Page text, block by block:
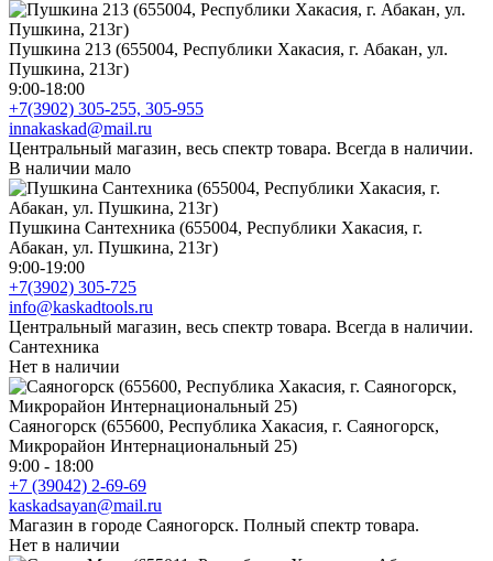
Пушкина 213 (655004, Республики Хакасия, г. Абакан, ул.
Пушкина, 213г)
9:00-18:00
+7(3902) 305-255, 305-955
innakaskad@mail.ru
Центральный магазин, весь спектр товара. Всегда в наличии.
В наличии мало
Пушкина Сантехника (655004, Республики Хакасия, г.
Абакан, ул. Пушкина, 213г)
9:00-19:00
+7(3902) 305-725
info@kaskadtools.ru
Центральный магазин, весь спектр товара. Всегда в наличии.
Сантехника
Нет в наличии
Саяногорск (655600, Республика Хакасия, г. Саяногорск,
Микрорайон Интернациональный 25)
9:00 - 18:00
+7 (39042) 2-69-69
kaskadsayan@mail.ru
Магазин в городе Саяногорск. Полный спектр товара.
Нет в наличии